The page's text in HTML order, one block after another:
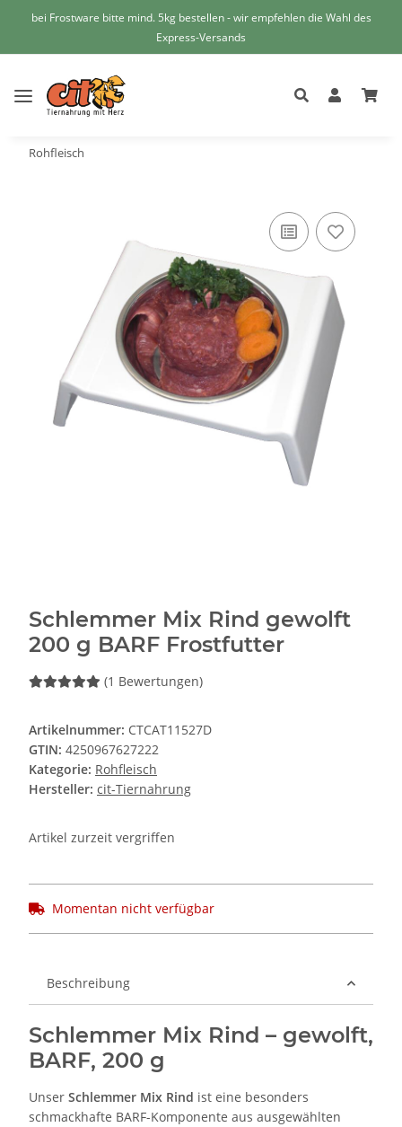
bei Frostware bitte mind. 5kg bestellen - wir empfehlen die Wahl des
Express-Versands
Rohfleisch
Schlemmer Mix Rind gewolft
200 g BARF Frostfutter
(1 Bewertungen)
Artikelnummer: CTCAT11527D
GTIN: 4250967627222
Kategorie: Rohfleisch
Hersteller: cit-Tiernahrung
Artikel zurzeit vergriffen
Momentan nicht verfügbar
Beschreibung
Schlemmer Mix Rind – gewolft,
BARF, 200 g
Unser Schlemmer Mix Rind ist eine besonders
schmackhafte BARF-Komponente aus ausgewählten